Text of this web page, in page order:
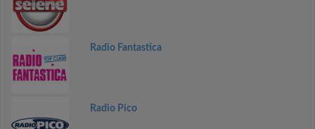
Radio Fantastica
Radio Pico